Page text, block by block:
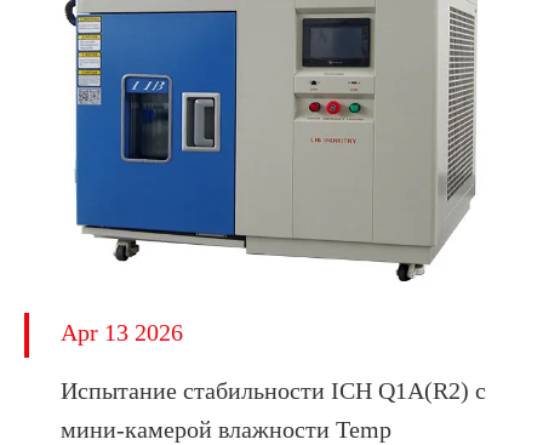
Apr 13 2026
Испытание стабильности ICH Q1A(R2) с
мини-камерой влажности Temp